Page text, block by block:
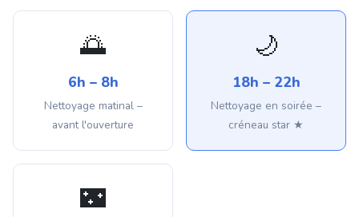
🌅
6h – 8h
Nettoyage matinal –
avant l'ouverture
🌙
18h – 22h
Nettoyage en soirée –
créneau star ★
🌃